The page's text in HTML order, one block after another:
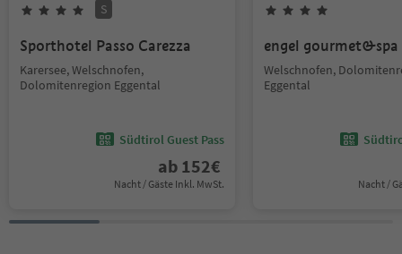
S
Sporthotel Passo Carezza
Karersee, Welschnofen,
Dolomitenregion Eggental
Südtirol Guest Pass
ab 152€
Nacht / Gäste Inkl. MwSt.
engel gourmet&spa
Welschnofen,
Eggental
Nacht /